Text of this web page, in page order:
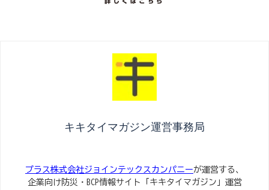
キキタイマガジン運営事務局
プラス株式会社ジョインテックスカンパニーが運営する、
企業向け防災・BCP情報サイト「キキタイマガジン」運営